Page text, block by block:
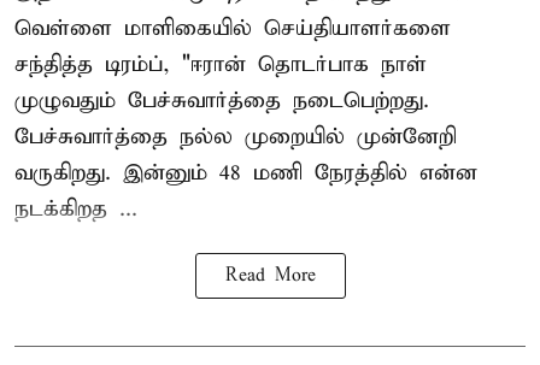
வெள்ளை மாளிகையில் செய்தியாளர்களை
சந்தித்த டிரம்ப், "ஈரான் தொடர்பாக நாள்
முழுவதும் பேச்சுவார்த்தை நடைபெற்றது.
பேச்சுவார்த்தை நல்ல முறையில் முன்னேறி
வருகிறது. இன்னும் 48 மணி நேரத்தில் என்ன
நடக்கிறத ...
Read More